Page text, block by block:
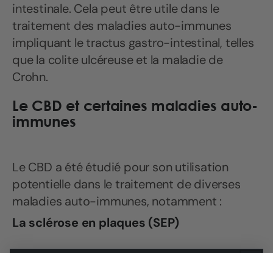
intestinale. Cela peut être utile dans le
traitement des maladies auto-immunes
impliquant le tractus gastro-intestinal, telles
que la colite ulcéreuse et la maladie de
Crohn.
Le CBD et certaines maladies auto-
immunes
Le CBD a été étudié pour son utilisation
potentielle dans le traitement de diverses
maladies auto-immunes, notamment :
La sclérose en plaques (SEP)